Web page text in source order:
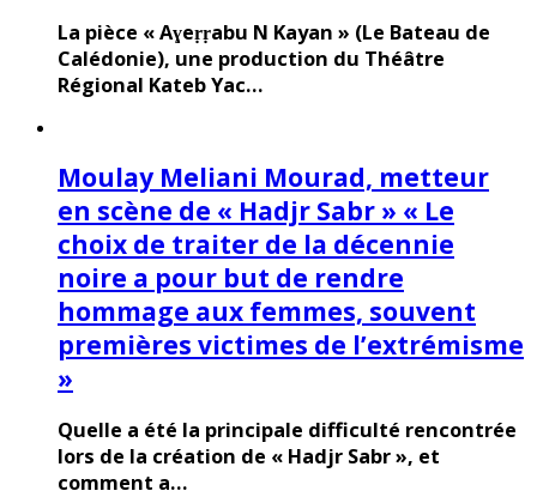
La pièce « Aɣeṛṛabu N Kayan » (Le Bateau de
Calédonie), une production du Théâtre
Régional Kateb Yac…
Moulay Meliani Mourad, metteur
en scène de « Hadjr Sabr » « Le
choix de traiter de la décennie
noire a pour but de rendre
hommage aux femmes, souvent
premières victimes de l’extrémisme
»
Quelle a été la principale difficulté rencontrée
lors de la création de « Hadjr Sabr », et
comment a…